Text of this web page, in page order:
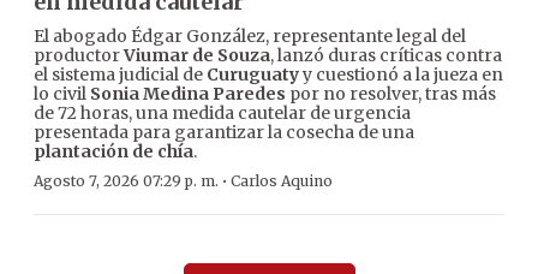
El abogado Édgar González, representante legal del
productorViumar de Souza, lanzó duras críticas contra
el sistema judicial de Curuguatyy cuestionó a la jueza en
lo civil Sonia Medina Paredes por no resolver, tras más
de 72 horas, una medida cautelar de urgencia
presentada para garantizar la cosecha de una
plantación de chía.
Agosto 7, 2026 07:29 p. m. · Carlos Aquino